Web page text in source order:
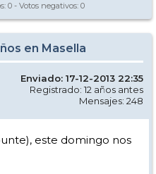
0 - Votos negativos: 0
en Masella
Enviado: 17-12-2013 22:35
Registrado: 12 años antes
Mensajes: 248
este domingo nos